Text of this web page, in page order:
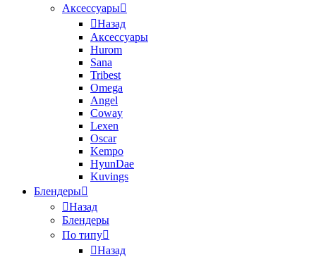
Аксессуары
Назад
Аксессуары
Hurom
Sana
Tribest
Omega
Angel
Coway
Lexen
Oscar
Kempo
HyunDae
Kuvings
Блендеры
Назад
Блендеры
По типу
Назад